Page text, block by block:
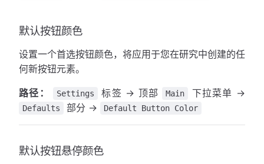
默认按钮颜色
设置一个首选按钮颜色，将应用于您在研究中创建的任
何新按钮元素。
路径： Settings 标签 → 顶部 Main 下拉菜单 →
Defaults 部分 → Default Button Color
默认按钮悬停颜色